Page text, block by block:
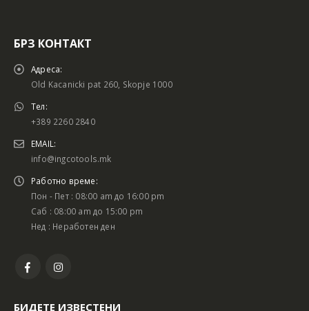
БРЗ КОНТАКТ
Адреса:
Old Kacanicki pat 260, Skopje 1000
Тел:
+389 2260 2840
EMAIL:
info@ingcotools.mk
Работно време:
Пон - Пет : 08:00 am до 16:00 pm
Саб : 08:00 am до 15:00 pm
Нед : Неработен ден
БИДЕТЕ ИЗВЕСТЕНИ